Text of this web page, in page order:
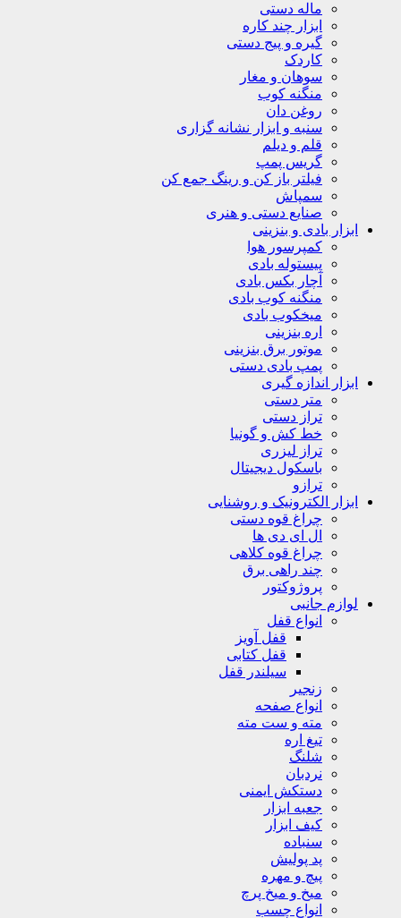
ماله دستی
ابزار چند کاره
گیره و پیج دستی
کاردک
سوهان و مغار
منگنه کوب
روغن دان
سنبه و ابزار نشانه گزاری
قلم و دیلم
گریس پمپ
فیلتر باز کن و رینگ جمع کن
سمپاش
صنایع دستی و هنری
ابزار بادی و بنزینی
کمپرسور هوا
پیستوله بادی
آچار بکس بادی
منگنه کوب بادی
میخکوب بادی
اره بنزینی
موتور برق بنزینی
پمپ بادی دستی
ابزار اندازه گیری
متر دستی
تراز دستی
خط کش و گونیا
تراز لیزری
باسکول دیجیتال
ترازو
ابزار الکترونیک و روشنایی
چراغ قوه دستی
ال ای دی ها
چراغ قوه کلاهی
چند راهی برق
پروژوکتور
لوازم جانبی
انواع قفل
قفل آویز
قفل کتابی
سیلندر قفل
زنجیر
انواع صفحه
مته و ست مته
تیغ اره
شلنگ
نردبان
دستکش ایمنی
جعبه ابزار
کیف ابزار
سنباده
پد پولیش
پیچ و مهره
میخ و میخ پرچ
انواع چسب